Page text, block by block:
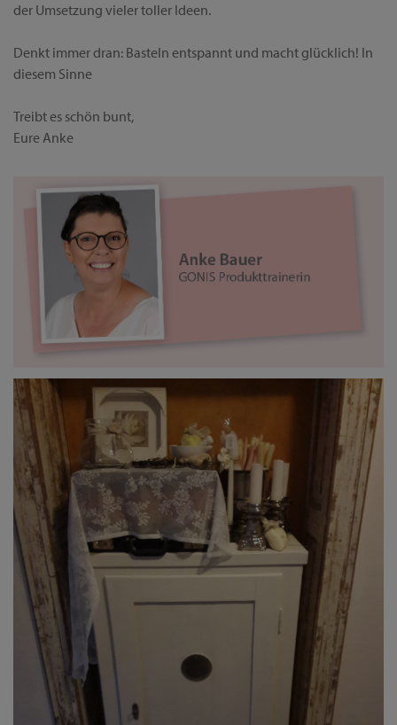
der Umsetzung vieler toller Ideen.
Denkt immer dran: Basteln entspannt und macht glücklich! In
diesem Sinne
Treibt es schön bunt,
Eure Anke